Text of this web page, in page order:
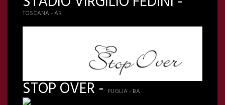
TOSCANA - AR
STOP OVER -PUGLIA - BA